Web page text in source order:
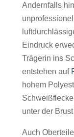
Andernfalls
Eindruck
Trägerin ins
entstehen auf
hohem
unter der
Auch